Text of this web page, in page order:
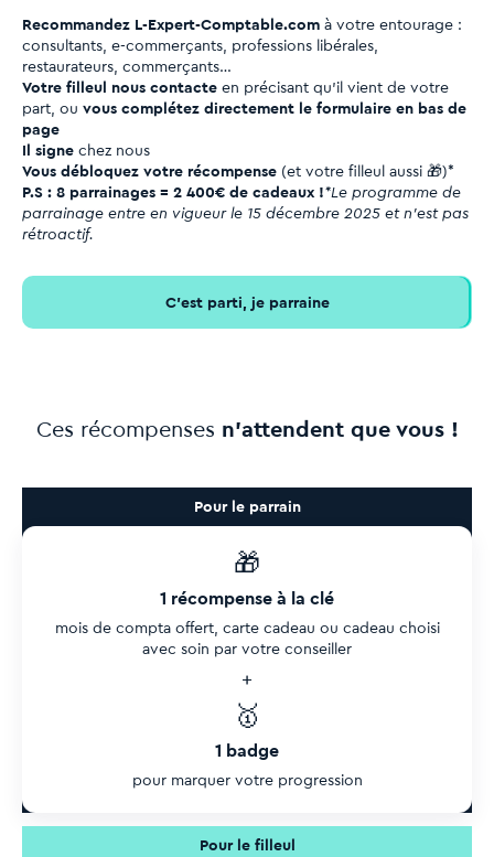
Recommandez L-Expert-Comptable.com à votre entourage :
consultants, e-commerçants, professions libérales,
restaurateurs, commerçants…
Votre filleul nous contacte en précisant qu’il vient de votre
part, ou vous complétez directement le formulaire en bas de
page
Il signe chez nous
Vous débloquez votre récompense (et votre filleul aussi 🎁)*
P.S : 8 parrainages = 2 400€ de cadeaux !*Le programme de
parrainage entre en vigueur le 15 décembre 2025 et n’est pas
rétroactif.
C’est parti, je parraine
Ces récompenses n’attendent que vous !
Pour le parrain
🎁
1 récompense à la clé
mois de compta offert, carte cadeau ou cadeau choisi
avec soin par votre conseiller
+
🥇
1 badge
pour marquer votre progression
Pour le filleul